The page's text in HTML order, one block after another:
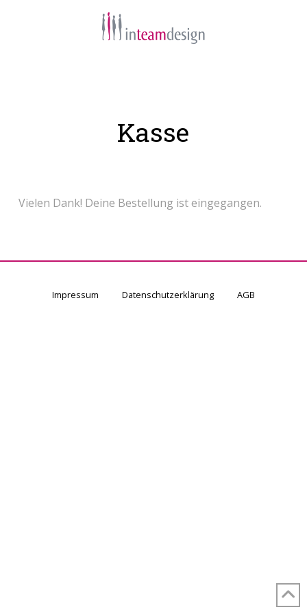
Kasse
Vielen Dank! Deine Bestellung ist eingegangen.
Impressum Datenschutzerklärung AGB